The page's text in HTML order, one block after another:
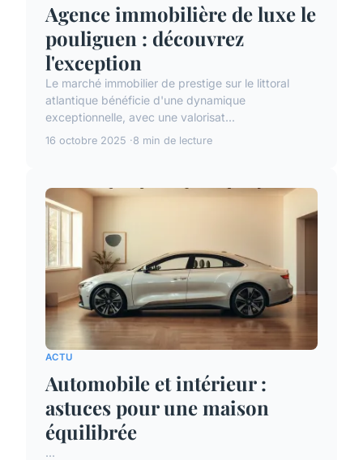
Agence immobilière de luxe le
pouliguen : découvrez
l'exception
Le marché immobilier de prestige sur le littoral
atlantique bénéficie d'une dynamique
exceptionnelle, avec une valorisat...
16 octobre 2025 8 min de lecture
ACTU
Automobile et intérieur :
astuces pour une maison
équilibrée
...